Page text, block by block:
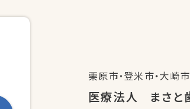
栗原市・登米市・大崎
医療法人 まさと